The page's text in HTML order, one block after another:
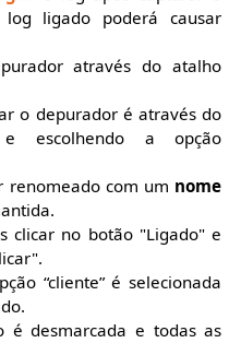
ligado poderá causar
através do atalho
o depurador é através do
escolhendo a opção
renomeado com um nome
clicar no botão "Ligado" e
“cliente” é selecionada
é desmarcada e todas as